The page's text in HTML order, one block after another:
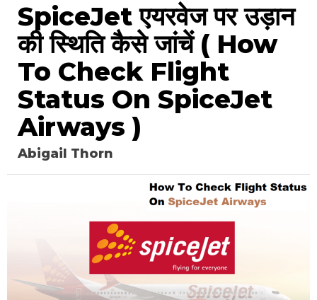
SpiceJet एयरवेज पर उड़ान
की स्थिति कैसे जांचें ( How
To Check Flight
Status On SpiceJet
Airways )
Abigail Thorn